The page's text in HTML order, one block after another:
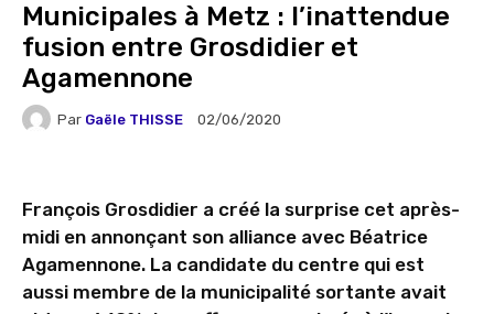
Municipales à Metz : l’inattendue
fusion entre Grosdidier et
Agamennone
Par Gaële THISSE 02/06/2020
François Grosdidier a créé la surprise cet après-
midi en annonçant son alliance avec Béatrice
Agamennone. La candidate du centre qui est
aussi membre de la municipalité sortante avait